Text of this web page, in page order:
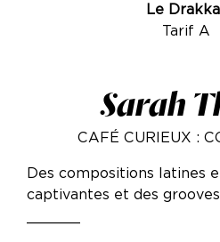
Le
Tarif A
Sarah
CAFÉ CURIEUX :
Des compositions latines
captivantes et des